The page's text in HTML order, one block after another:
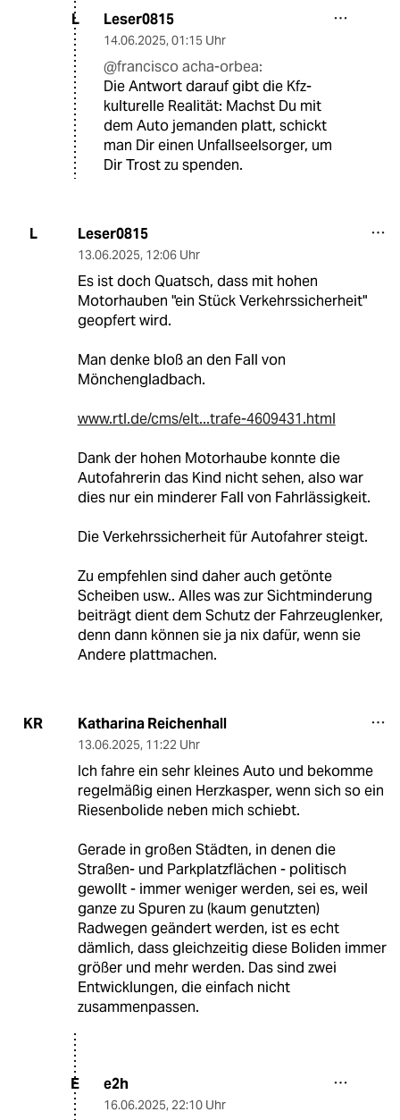
L Leser0815
14.06.2025, 01:15 Uhr
@francisco acha-orbea:
Die Antwort darauf gibt die Kfz-
kulturelle Realität: Machst Du mit
dem Auto jemanden platt, schickt
man Dir einen Unfallseelsorger, um
Dir Trost zu spenden.
L Leser0815
13.06.2025, 12:06 Uhr
Es ist doch Quatsch, dass mit hohen
Motorhauben "ein Stück Verkehrssicherheit"
geopfert wird.
Man denke bloß an den Fall von
Mönchengladbach.
www.rtl.de/cms/elt...trafe-4609431.html
Dank der hohen Motorhaube konnte die
Autofahrerin das Kind nicht sehen, also war
dies nur ein minderer Fall von Fahrlässigkeit.
Die Verkehrssicherheit für Autofahrer steigt.
Zu empfehlen sind daher auch getönte
Scheiben usw.. Alles was zur Sichtminderung
beiträgt dient dem Schutz der Fahrzeuglenker,
denn dann können sie ja nix dafür, wenn sie
Andere plattmachen.
KR Katharina Reichenhall
13.06.2025, 11:22 Uhr
Ich fahre ein sehr kleines Auto und bekomme
regelmäßig einen Herzkasper, wenn sich so ein
Riesenbolide neben mich schiebt.
Gerade in großen Städten, in denen die
Straßen- und Parkplatzflächen - politisch
gewollt - immer weniger werden, sei es, weil
ganze zu Spuren zu (kaum genutzten)
Radwegen geändert werden, ist es echt
dämlich, dass gleichzeitig diese Boliden immer
größer und mehr werden. Das sind zwei
Entwicklungen, die einfach nicht
zusammenpassen.
E e2h
16.06.2025, 22:10 Uhr